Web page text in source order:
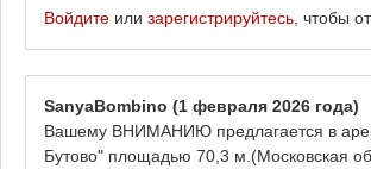
Войдите или зарегистрируйтесь , чтобы
SanyaBombino (1 февраля 2026 года)
Вашему ВНИМАНИЮ предлагается в
Бутово" площадью 70,3 м.(Московская